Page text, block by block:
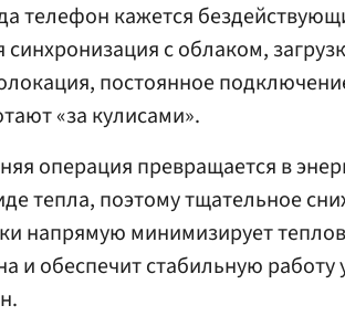
телефон кажется
синхронизация с облаком,
постоянное
«за кулисами».
операция превращается в
тепла, поэтому тщательное
напрямую минимизирует
и обеспечит стабильную работу